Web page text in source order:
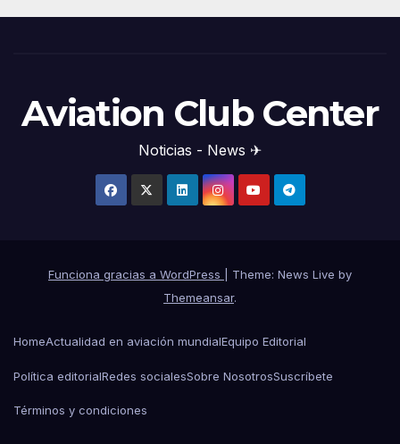
Aviation Club Center
Noticias - News ✈
Funciona gracias a WordPress
Theme: News Live by
Themeansar.
HomeActualidad en aviación mundialEquipo Editorial
Política editorialRedes socialesSobre NosotrosSuscríbete
Términos y condiciones